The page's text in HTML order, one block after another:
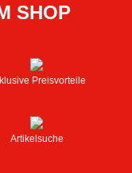
SHOP
Preisvorteile
Artikelsuche